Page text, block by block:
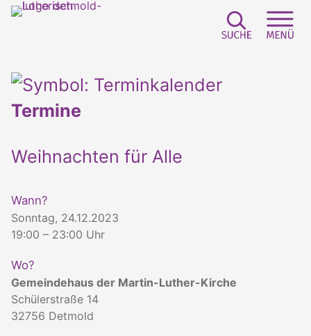
Termine
Weihnachten für Alle
Wann?
Sonntag, 24.12.2023
19:00 – 23:00 Uhr
Wo?
Gemeindehaus der Martin-Luther-Kirche
Schülerstraße 14
32756 Detmold